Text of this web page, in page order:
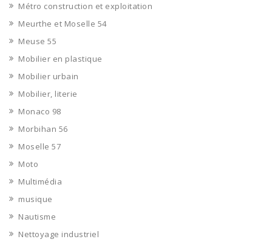
Métro construction et exploitation
Meurthe et Moselle 54
Meuse 55
Mobilier en plastique
Mobilier urbain
Mobilier, literie
Monaco 98
Morbihan 56
Moselle 57
Moto
Multimédia
musique
Nautisme
Nettoyage industriel